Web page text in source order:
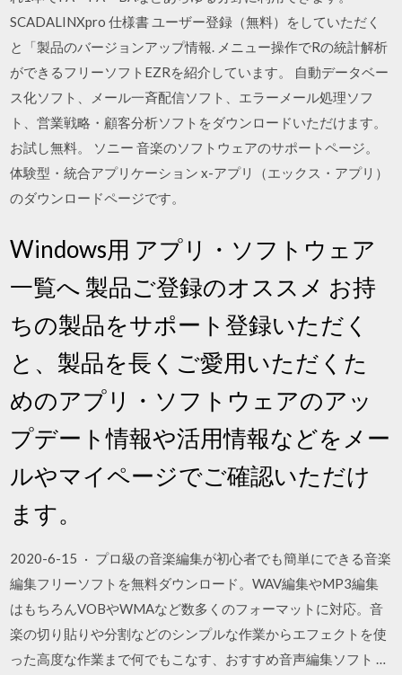
SCADALINXpro 仕様書 ユーザー登録（無料）をしていただく
と「製品のバージョンアップ情報. メニュー操作でRの統計解析
ができるフリーソフトEZRを紹介しています。 自動データベー
ス化ソフト、メール一斉配信ソフト、エラーメール処理ソフ
ト、営業戦略・顧客分析ソフトをダウンロードいただけます。
お試し無料。 ソニー 音楽のソフトウェアのサポートページ。
体験型・統合アプリケーション x-アプリ（エックス・アプリ）
のダウンロードページです。
Windows用 アプリ・ソフトウェア
一覧へ 製品ご登録のオススメ お持
ちの製品をサポート登録いただく
と、製品を長くご愛用いただくた
めのアプリ・ソフトウェアのアッ
プデート情報や活用情報などをメー
ルやマイページでご確認いただけ
ます。
2020-6-15 · プロ級の音楽編集が初心者でも簡単にできる音楽
編集フリーソフトを無料ダウンロード。WAV編集やMP3編集
はもちろんVOBやWMAなど数多くのフォーマットに対応。音
楽の切り貼りや分割などのシンプルな作業からエフェクトを使
った高度な作業まで何でもこなす、おすすめ音声編集ソフト …